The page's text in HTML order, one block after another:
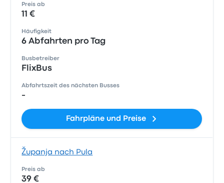
Preis ab
11 €
Häufigkeit
6 Abfahrten pro Tag
Busbetreiber
FlixBus
Abfahrtszeit des nächsten Busses
-
Fahrpläne und Preise
Županja nach Pula
Preis ab
39 €